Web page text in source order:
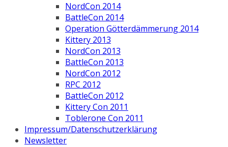
NordCon 2014
BattleCon 2014
Operation Götterdämmerung 2014
Kittery 2013
NordCon 2013
BattleCon 2013
NordCon 2012
RPC 2012
BattleCon 2012
Kittery Con 2011
Toblerone Con 2011
Impressum/Datenschutzerklärung
Newsletter